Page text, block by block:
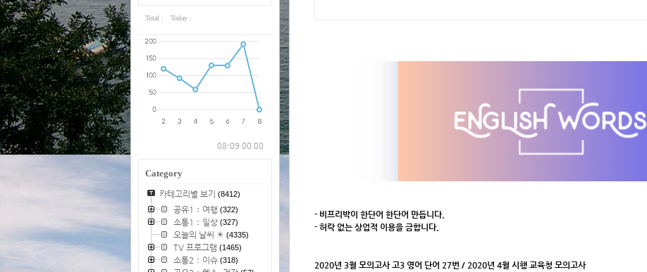
Total : Today :
08-09 00:00
Category
카테고리별 보기 (8412)
공유1：여행 (322)
소통1：일상(327)
오늘의 날씨 ☀ (4335)
TV 프로그램 (1465)
소통2：이슈(318)
- 비프리박이 한단어 한단어 만듭니다.
- 허락 없는 상업적 이용을 금합니다.
2020년 3월 모의고사 고3 영어 단어 27번 / 2020년 4월 시행 교육청 모의고사